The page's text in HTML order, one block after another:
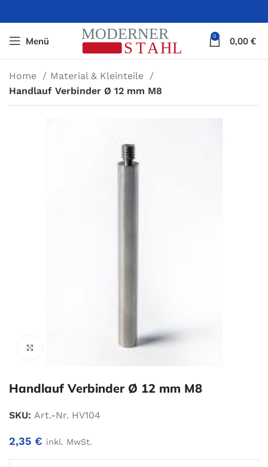
Menü 0 0,00 €
Home
Material & Kleinteile
Handlauf Verbinder Ø 12 mm M8
Zum Vergrößern klicken
Handlauf Verbinder Ø 12 mm M8
SKU: Art.-Nr. HV104
2,35 € inkl. MwSt.